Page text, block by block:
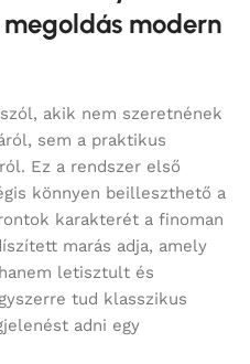
modern
akik nem szeretnének
sem a praktikus
Ez a rendszer első
könnyen beilleszthető a
karakterét a finoman
marás adja, amely
letisztult és
tud klasszikus
adni egy